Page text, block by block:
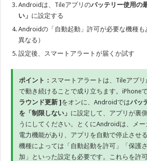
Androidは、Tileアプリのバッテリー使用の
い」 に設定する
Androidの「自動起動」許可が必要な機種も
異なる）
設定後、スマートアラートが届くか試す
ポイント： スマートアラートは、Tileアプ
で動き続けることで成り立ちます。iPhone
ラウンド更新 ]をオンに、Androidではバッ
を「制限しない」 に設定して、アプリが裏
うにしてください。とくにAndroidは、メ
電力機能があり、アプリを自動で停止させ
機種によっては「自動起動を許可」「保護
加」といった設定も必要です。これらを許